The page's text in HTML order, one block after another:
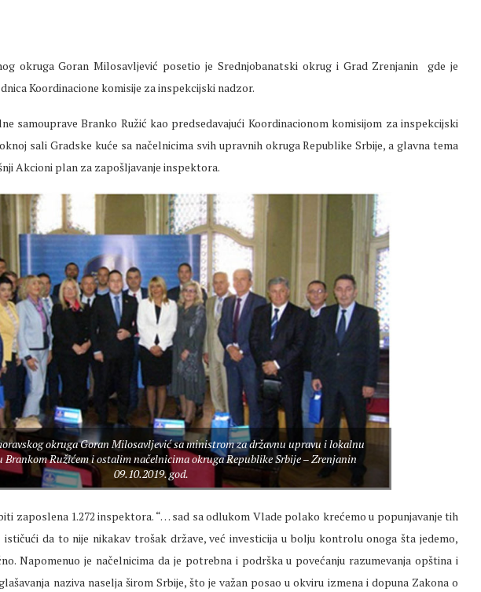
okruga Goran Milosavljević posetio je Srednjobanatski okrug i Grad Zrenjanin gde je
Koordinacione komisije za inspekcijski nadzor.
samouprave Branko Ružić kao predsedavajući Koordinacionom komisijom za inspekcijski
sali Gradske kuće sa načelnicima svih upravnih okruga Republike Srbije, a glavna tema
Akcioni plan za zapošljavanje inspektora.
okruga Goran Milosavljević sa ministrom za državnu upravu i lokalnu
Brankom Ružićem i ostalim načelnicima okruga Republike Srbije – Zrenjanin
09.10.2019. god.
zaposlena 1.272 inspektora. “… sad sa odlukom Vlade polako krećemo u popunjavanje tih
ističući da to nije nikakav trošak države, već investicija u bolju kontrolu onoga šta jedemo,
Napomenuo je načelnicima da je potrebna i podrška u povećanju razumevanja opština i
naziva naselja širom Srbije, što je važan posao u okviru izmena i dopuna Zakona o